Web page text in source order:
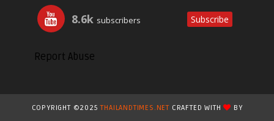
8.6k subscribers Subscribe
Report Abuse
COPYRIGHT ©2025THAILANDTIMES.NETCRAFTED WITH BY